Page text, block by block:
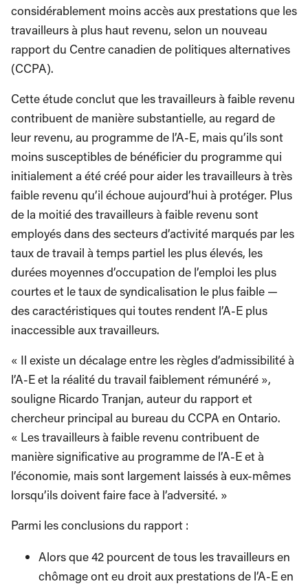
considérablement moins accès aux prestations que les
travailleurs à plus haut revenu, selon un nouveau
rapport du Centre canadien de politiques alternatives
(CCPA).
Cette étude conclut que les travailleurs à faible revenu
contribuent de manière substantielle, au regard de
leur revenu, au programme de l’A-E, mais qu’ils sont
moins susceptibles de bénéficier du programme qui
initialement a été créé pour aider les travailleurs à très
faible revenu qu’il échoue aujourd’hui à protéger. Plus
de la moitié des travailleurs à faible revenu sont
employés dans des secteurs d’activité marqués par les
taux de travail à temps partiel les plus élevés, les
durées moyennes d’occupation de l’emploi les plus
courtes et le taux de syndicalisation le plus faible —
des caractéristiques qui toutes rendent l’A-E plus
inaccessible aux travailleurs.
« Il existe un décalage entre les règles d’admissibilité à
l’A-E et la réalité du travail faiblement rémunéré »,
souligne Ricardo Tranjan, auteur du rapport et
chercheur principal au bureau du CCPA en Ontario.
« Les travailleurs à faible revenu contribuent de
manière significative au programme de l’A-E et à
l’économie, mais sont largement laissés à eux-mêmes
lorsqu’ils doivent faire face à l’adversité. »
Parmi les conclusions du rapport :
Alors que 42 pourcent de tous les travailleurs en
chômage ont eu droit aux prestations de l’A-E en